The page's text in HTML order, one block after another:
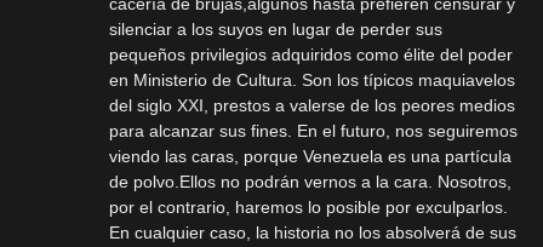
silenciar a los suyos en lugar de perder sus
pequeños privilegios adquiridos como élite del poder
en Ministerio de Cultura. Son los típicos maquiavelos
del siglo XXI, prestos a valerse de los peores medios
para alcanzar sus fines. En el futuro, nos seguiremos
viendo las caras, porque Venezuela es una partícula
de polvo.Ellos no podrán vernos a la cara. Nosotros,
por el contrario, haremos lo posible por exculparlos.
En cualquier caso, la historia no los absolverá de sus